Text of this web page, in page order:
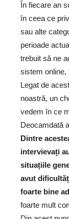
În fiecare an
în ceea ce
sau alte
perioade
trebuit să ne
sistem online,
Legat de
noastră, un
vedem în ce
Deocamdată
Dintre
intervievați
situațiile
avut
foarte bine
foarte mult